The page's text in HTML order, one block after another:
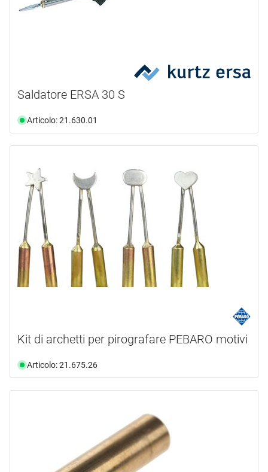
Saldatore ERSA 30 S
Articolo: 21.630.01
Kit di archetti per pirografare PEBARO motivi
Articolo: 21.675.26